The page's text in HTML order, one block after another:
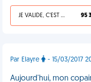
JE VALIDE, C'EST UNE VDM 95
Par Elayre - 15/03/2017
Aujourd'hui, mon